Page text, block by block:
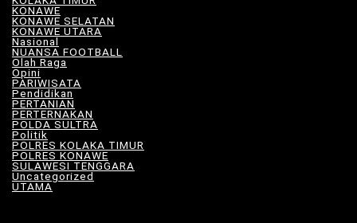
KONAWE(34)
KONAWE SELATAN
KONAWE UTARA(10)
Nasional(101)
NUANSA FOOTBALL
Olah Raga(13)
Opini(6)
PARIWISATA
Pendidikan(17)
PERTANIAN
PERTERNAKAN
POLDA SULTRA
Politik(8)
POLRES KOLAKA TIMUR
POLRES KONAWE(9)
SULAWESI TENGGARA
Uncategorized(118)
UTAMA(182)